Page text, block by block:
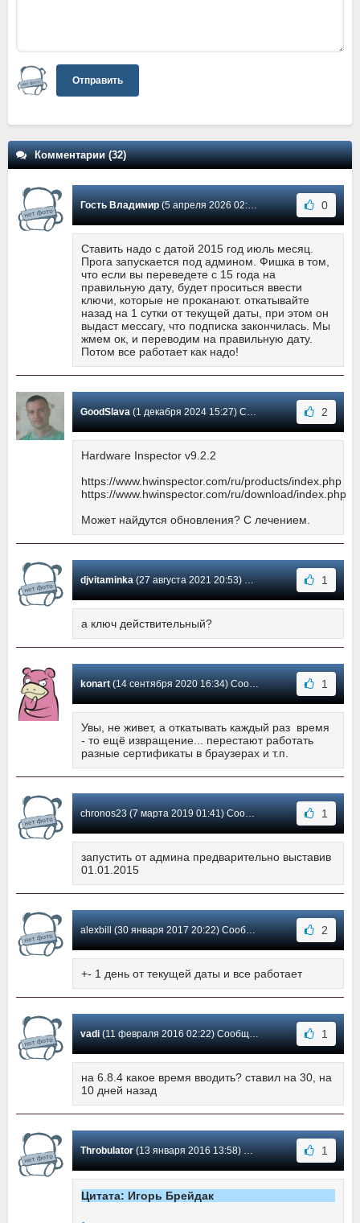
Отправить
Комментарии (32)
Гость Владимир(5 апреля 2026 02:27) Сообщение #31 0
Ставить надо с датой 2015 год июль месяц.
Прога запускается под админом. Фишка в том,
что если вы переведете с 15 года на
правильную дату, будет проситься ввести
ключи, которые не проканают. откатывайте
назад на 1 сутки от текущей даты, при этом он
выдаст мессагу, что подписка закончилась. Мы
жмем ок, и переводим на правильную дату.
Потом все работает как надо!
GoodSlava(1 декабря 2024 15:27) Сообщение #30 2
Hardware Inspector v9.2.2
https://www.hwinspector.com/ru/products/index.php
https://www.hwinspector.com/ru/download/index.php
Может найдутся обновления? С лечением.
djvitaminka(27 августа 2021 20:53) Сообщение #29 1
а ключ действительный?
konart(14 сентября 2020 16:34) Сообщение #28 1
Увы, не живет, а откатывать каждый раз время
- то ещё извращение... перестают работать
разные сертификаты в браузерах и т.п.
chronos23 (7 марта 2019 01:41) Сообщение #27 1
запустить от админа предварительно выставив
01.01.2015
alexbill (30 января 2017 20:22) Сообщение #26 2
+- 1 день от текущей даты и все работает
vadi(11 февраля 2016 02:22) Сообщение #25 1
на 6.8.4 какое время вводить? ставил на 30, на
10 дней назад
Throbulator(13 января 2016 13:58) Сообщение #24 1
Цитата: Игорь Брейдак